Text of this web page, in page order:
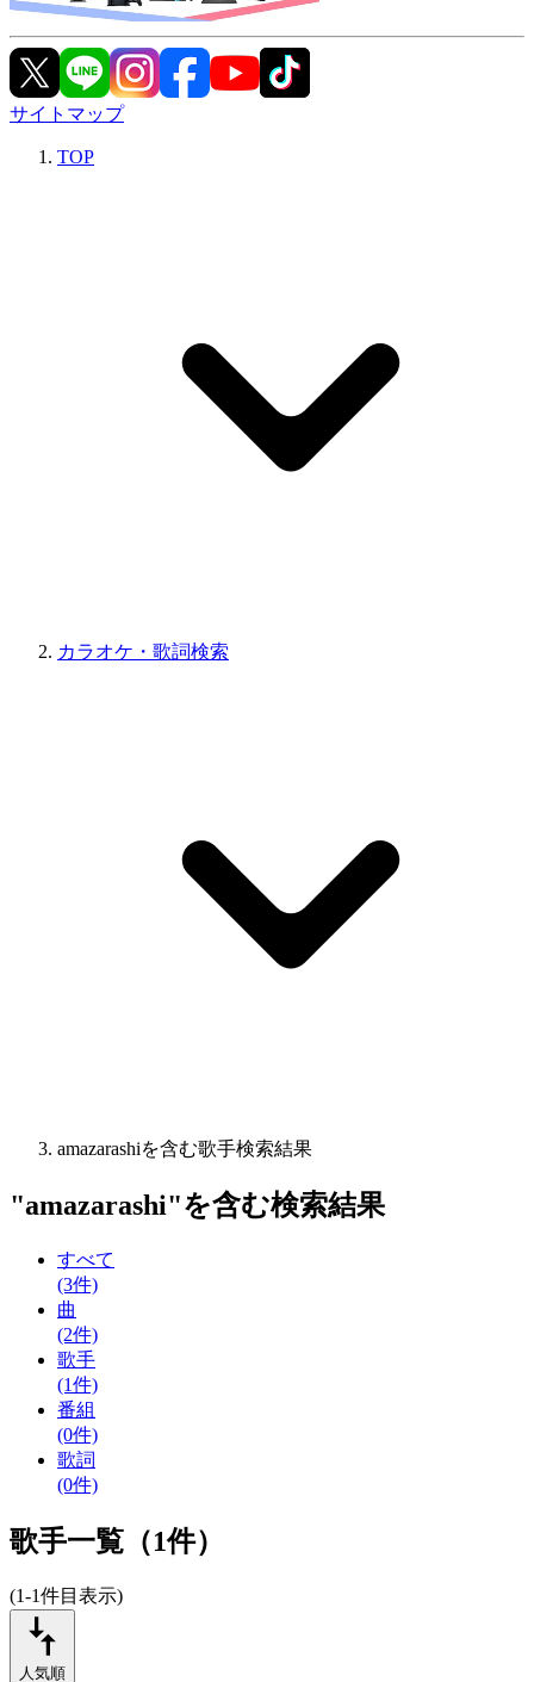
サイトマップ
TOP
カラオケ・歌詞検索
amazarashiを含む歌手検索結果
"amazarashi"を含む検索結果
すべて
(3件)
曲
(2件)
歌手
(1件)
番組
(0件)
歌詞
(0件)
歌手一覧（1件）
(1-1件目表示)
人気順